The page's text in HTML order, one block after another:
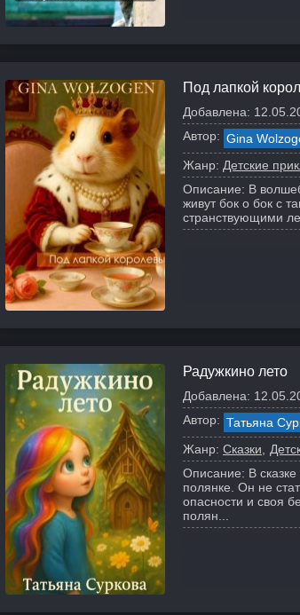
Под лапкой
Добавлена:
Автор: Gina
Жанр: Детские
Описание: В
живут бок о бок с
странствующими
Радужкино лето
Добавлена:
Автор: Татьяна
Жанр: Сказки
Описание: В
полянке. Он не
опасности и своя
полян...